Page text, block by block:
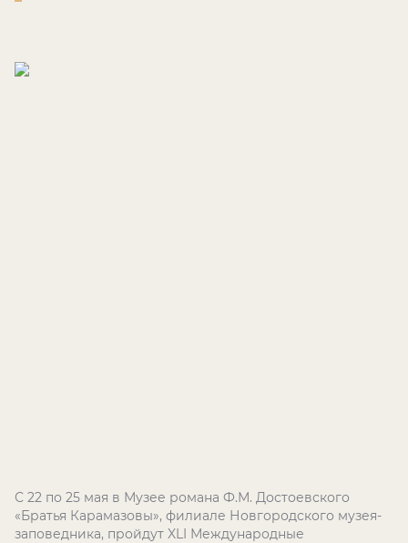
С 22 по 25 мая в Музее романа Ф.М. Достоевского
«Братья Карамазовы», филиале Новгородского музея-
заповедника, пройдут XLI Международные